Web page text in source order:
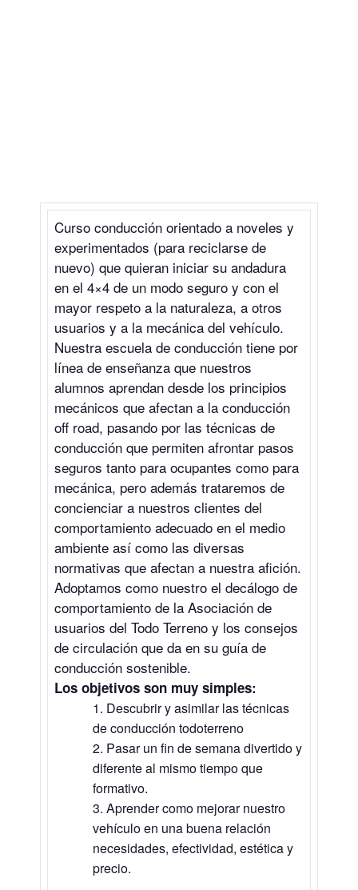
Curso conducción orientado a noveles y
experimentados (para reciclarse de
nuevo) que quieran iniciar su andadura
en el 4×4 de un modo seguro y con el
mayor respeto a la naturaleza, a otros
usuarios y a la mecánica del vehículo.
Nuestra escuela de conducción tiene por
línea de enseñanza que nuestros
alumnos aprendan desde los principios
mecánicos que afectan a la conducción
off road, pasando por las técnicas de
conducción que permiten afrontar pasos
seguros tanto para ocupantes como para
mecánica, pero además trataremos de
concienciar a nuestros clientes del
comportamiento adecuado en el medio
ambiente así como las diversas
normativas que afectan a nuestra afición.
Adoptamos como nuestro el decálogo de
comportamiento de la Asociación de
usuarios del Todo Terreno y los consejos
de circulación que da en su guía de
conducción sostenible.
Los objetivos son muy simples:
Descubrir y asimilar las técnicas
de conducción todoterreno
Pasar un fin de semana divertido y
diferente al mismo tiempo que
formativo.
Aprender como mejorar nuestro
vehículo en una buena relación
necesidades, efectividad, estética y
precio.